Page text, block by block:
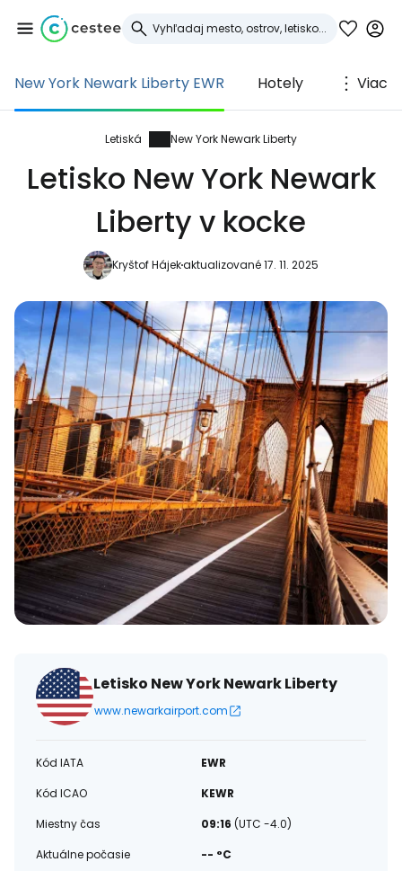
New York Newark Liberty EWR Hotely Viac
Letiská New York Newark Liberty
Letisko New York Newark
Liberty v kocke
Kryštof Hájekaktualizované 17. 11. 2025
Letisko New York Newark Liberty
www.newarkairport.com
Kód IATA
EWR
Kód ICAO
KEWR
Miestny čas
09:16 (UTC -4.0)
Aktuálne počasie
-- °C
Prihláste sa do
služby Cestee
... celosvetovej komunity cestovateľov
Pokračovať so službou Google
Pokračovať na Facebooku
Pokračovať s e-mailom